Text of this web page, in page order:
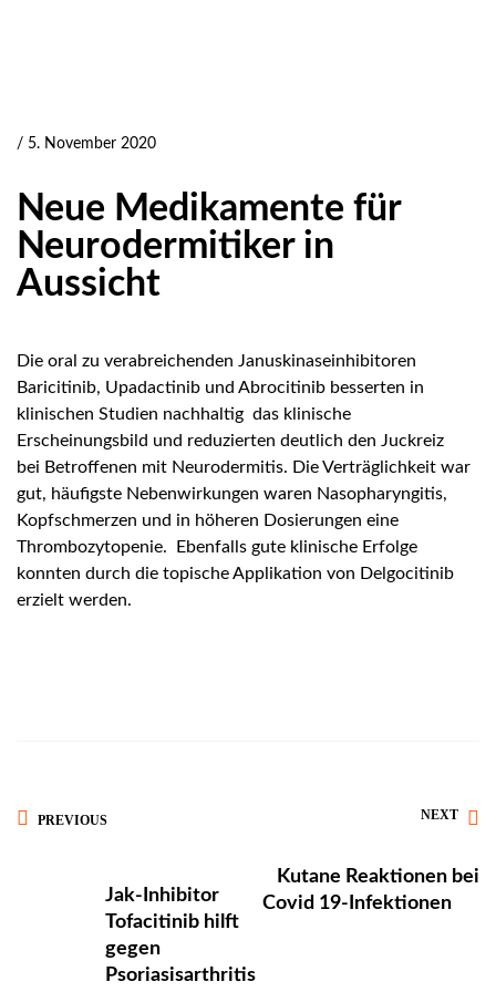
/ 5. November 2020
Neue Medikamente für
Neurodermitiker in
Aussicht
Die oral zu verabreichenden Januskinaseinhibitoren
Baricitinib, Upadactinib und Abrocitinib besserten in
klinischen Studien nachhaltig das klinische
Erscheinungsbild und reduzierten deutlich den Juckreiz
bei Betroffenen mit Neurodermitis. Die Verträglichkeit war
gut, häufigste Nebenwirkungen waren Nasopharyngitis,
Kopfschmerzen und in höheren Dosierungen eine
Thrombozytopenie. Ebenfalls gute klinische Erfolge
konnten durch die topische Applikation von Delgocitinib
erzielt werden.
PREVIOUS NEXT
Jak-Inhibitor
Tofacitinib hilft
gegen
Psoriasisarthritis
Kutane Reaktionen bei
Covid 19-Infektionen